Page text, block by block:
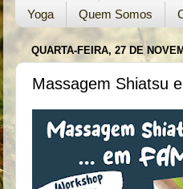
Yoga
Quem Somos
QUARTA-FEIRA, 27 DE
Massagem Shiatsu